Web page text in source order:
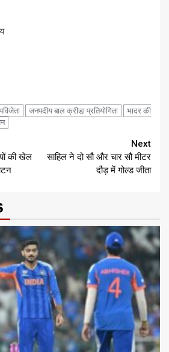
जनपदीय बाल क्रीडा़ प्रतियोगिता
भादर की
की खेल
Next
साहिल ने दो सौ और चार सौ मीटर
दौड़ में गोल्ड जीता